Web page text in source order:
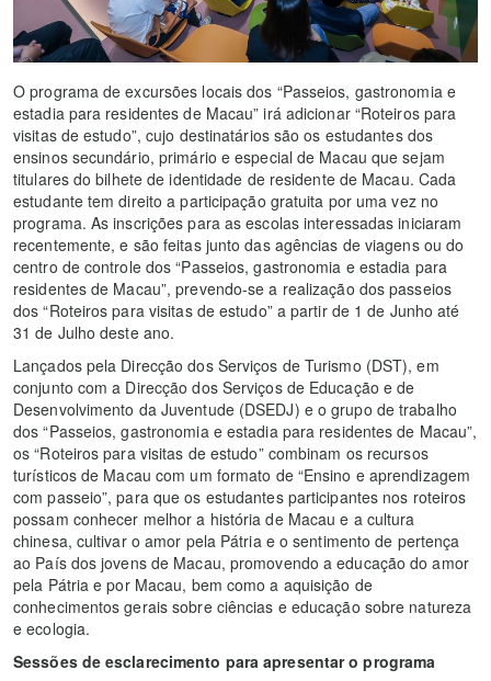
O programa de excursões locais dos “Passeios, gastronomia e
estadia para residentes de Macau” irá adicionar “Roteiros para
visitas de estudo”, cujo destinatários são os estudantes dos
ensinos secundário, primário e especial de Macau que sejam
titulares do bilhete de identidade de residente de Macau. Cada
estudante tem direito a participação gratuita por uma vez no
programa. As inscrições para as escolas interessadas iniciaram
recentemente, e são feitas junto das agências de viagens ou do
centro de controle dos “Passeios, gastronomia e estadia para
residentes de Macau”, prevendo-se a realização dos passeios
dos “Roteiros para visitas de estudo” a partir de 1 de Junho até
31 de Julho deste ano.
Lançados pela Direcção dos Serviços de Turismo (DST), em
conjunto com a Direcção dos Serviços de Educação e de
Desenvolvimento da Juventude (DSEDJ) e o grupo de trabalho
dos “Passeios, gastronomia e estadia para residentes de Macau”,
os “Roteiros para visitas de estudo” combinam os recursos
turísticos de Macau com um formato de “Ensino e aprendizagem
com passeio”, para que os estudantes participantes nos roteiros
possam conhecer melhor a história de Macau e a cultura
chinesa, cultivar o amor pela Pátria e o sentimento de pertença
ao País dos jovens de Macau, promovendo a educação do amor
pela Pátria e por Macau, bem como a aquisição de
conhecimentos gerais sobre ciências e educação sobre natureza
e ecologia.
Sessões de esclarecimento para apresentar o programa